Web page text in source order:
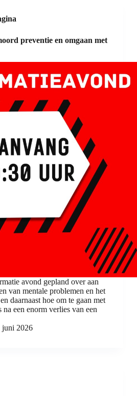
preventie en omgaan met
avond gepland over aan
van mentale problemen en het
daarnaast hoe om te gaan met
een enorm verlies van een
juni 2026